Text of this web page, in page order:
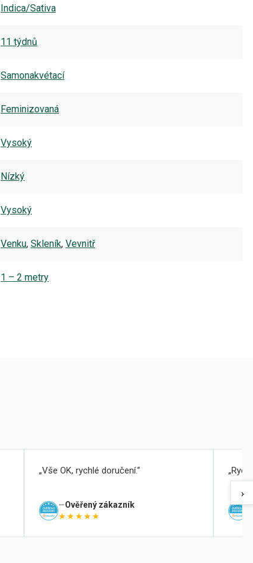
Indica/Sativa
11 týdnů
Samonakvétací
Feminizovaná
Vysoký
Nízký
Vysoký
Venku, Skleník, Vevnitř
1 – 2 metry
Vše OK, rychlé doručení.
Ověřený zákazník
★★★★★
›